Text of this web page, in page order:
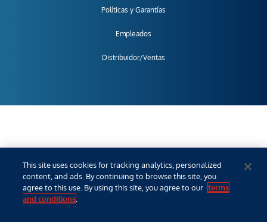
Políticas y Garantías
Empleados
Distribuidor/Ventas
This site uses cookies for tracking analytics, personalized
content, and ads. By continuing to browse this site, you
agree to this use. By using this site, you agree to our terms
and conditions